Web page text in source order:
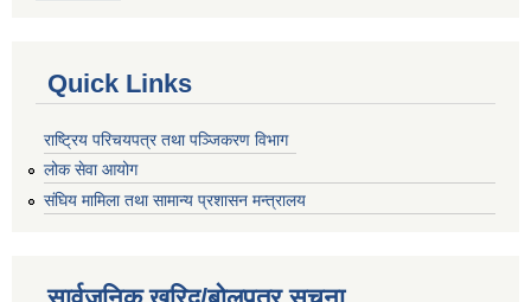
Quick Links
राष्ट्रिय परिचयपत्र तथा पञ्जिकरण विभाग
लोक सेवा आयोग
संघिय मामिला तथा सामान्य प्रशासन मन्त्रालय